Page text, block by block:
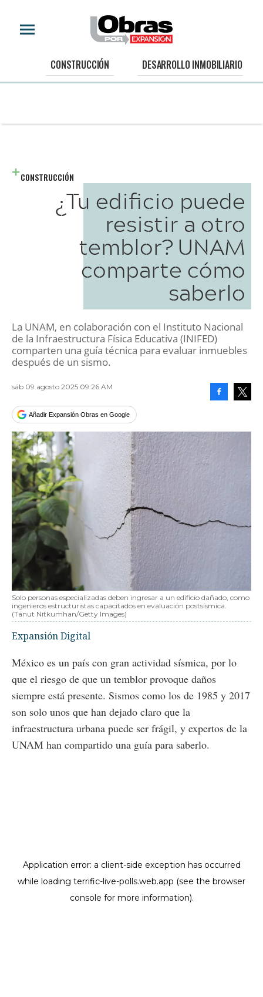
CONSTRUCCIÓN DESARROLLO INMOBILIARIO
CONSTRUCCIÓN
¿Tu edificio puede
resistir a otro
temblor? UNAM
comparte cómo
saberlo
La UNAM, en colaboración con el Instituto Nacional
de la Infraestructura Física Educativa (INIFED)
comparten una guía técnica para evaluar inmuebles
después de un sismo.
sáb 09 agosto 2025 09:26 AM
Añadir Expansión Obras en Google
Solo personas especializadas deben ingresar a un edificio dañado, como
ingenieros estructuristas capacitados en evaluación postsísmica.
(Tanut Nitkumhan/Getty Images)
Expansión Digital
México es un país con gran actividad sísmica, por lo
que el riesgo de que un temblor provoque daños
siempre está presente. Sismos como los de 1985 y 2017
son solo unos que han dejado claro que la
infraestructura urbana puede ser frágil, y expertos de la
UNAM han compartido una guía para saberlo.